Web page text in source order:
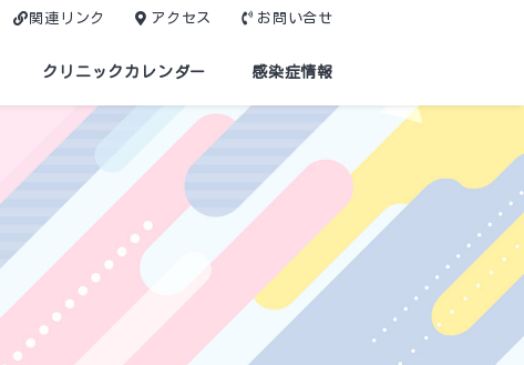
関連リンク アクセス お問い合せ
クリニックカレンダー 感染症情報